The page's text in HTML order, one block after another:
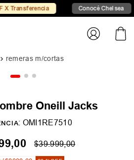
Transferencia Conocé Chelsea
remeras m/cortas
Oneill Jacks
: OMI1RE7510
,00 $39.999,00